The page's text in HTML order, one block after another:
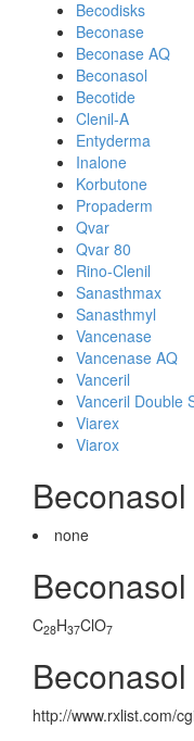
Becodisks
Beconase
Beconase AQ
Beconasol
Becotide
Clenil-A
Entyderma
Inalone
Korbutone
Propaderm
Qvar
Qvar 80
Rino-Clenil
Sanasthmax
Sanasthmyl
Vancenase
Vancenase AQ
Vanceril
Vanceril Double
Viarex
Viarox
none
C28H37ClO7
http://www.rxlist.com/